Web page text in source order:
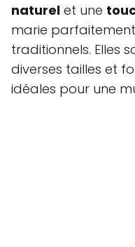
naturel et une
marie
traditionnels. Elles
diverses tailles et
idéales pour une